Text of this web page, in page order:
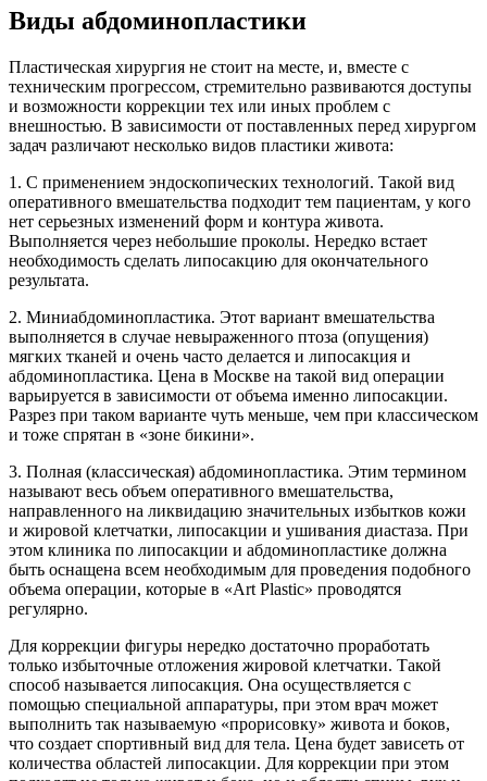
Виды абдоминопластики
Пластическая хирургия не стоит на месте, и, вместе с
техническим прогрессом, стремительно развиваются доступы
и возможности коррекции тех или иных проблем с
внешностью. В зависимости от поставленных перед хирургом
задач различают несколько видов пластики живота:
1. С применением эндоскопических технологий. Такой вид
оперативного вмешательства подходит тем пациентам, у кого
нет серьезных изменений форм и контура живота.
Выполняется через небольшие проколы. Нередко встает
необходимость сделать липосакцию для окончательного
результата.
2. Миниабдоминопластика. Этот вариант вмешательства
выполняется в случае невыраженного птоза (опущения)
мягких тканей и очень часто делается и липосакция и
абдоминопластика. Цена в Москве на такой вид операции
варьируется в зависимости от объема именно липосакции.
Разрез при таком варианте чуть меньше, чем при классическом
и тоже спрятан в «зоне бикини».
3. Полная (классическая) абдоминопластика. Этим термином
называют весь объем оперативного вмешательства,
направленного на ликвидацию значительных избытков кожи
и жировой клетчатки, липосакции и ушивания диастаза. При
этом клиника по липосакции и абдоминопластике должна
быть оснащена всем необходимым для проведения подобного
объема операции, которые в «Art Plastic» проводятся
регулярно.
Для коррекции фигуры нередко достаточно проработать
только избыточные отложения жировой клетчатки. Такой
способ называется липосакция. Она осуществляется с
помощью специальной аппаратуры, при этом врач может
выполнить так называемую «прорисовку» живота и боков,
что создает спортивный вид для тела. Цена будет зависеть от
количества областей липосакции. Для коррекции при этом